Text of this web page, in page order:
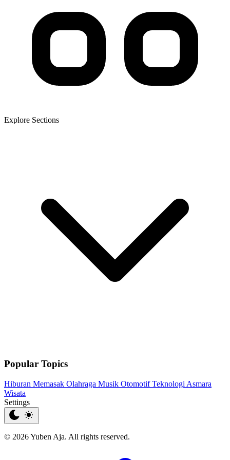
Explore Sections
Popular Topics
Hiburan Memasak Olahraga Musik OtomotifTeknologi Asmara
Wisata
Settings
© 2026 Yuben Aja. All rights reserved.